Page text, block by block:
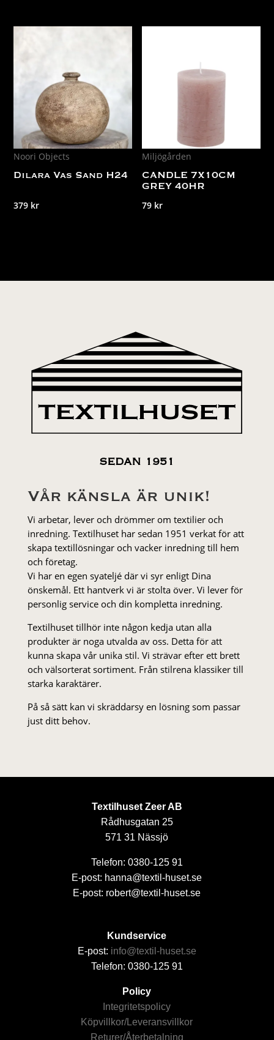
Noori Objects
Dilara Vas Sand H24
379 kr
Miljögården
CANDLE 7X10CM
GREY 40HR
79 kr
SEDAN 1951
Vår känsla är unik!
Vi arbetar, lever och drömmer om textilier och
inredning. Textilhuset har sedan 1951 verkat för att
skapa textillösningar och vacker inredning till hem
och företag.
Vi har en egen syateljé där vi syr enligt Dina
önskemål. Ett hantverk vi är stolta över. Vi lever för
personlig service och din kompletta inredning.
Textilhuset tillhör inte någon kedja utan alla
produkter är noga utvalda av oss. Detta för att
kunna skapa vår unika stil. Vi strä­var efter ett brett
och välsorterat sor­ti­ment. Från stil­rena klas­siker till
starka karaktärer.
På så sätt kan vi skräddarsy en lösning som passar
just ditt behov.
Textilhuset Zeer AB
Rådhusgatan 25
571 31 Nässjö
Telefon: 0380-125 91
E-post: hanna@textil-huset.se
E-post: robert@textil-huset.se
Kundservice
E-post: info@textil-huset.se
Telefon: 0380-125 91
Policy
Integritetspolicy
Köpvillkor/Leveransvillkor
Returer/Återbetalning